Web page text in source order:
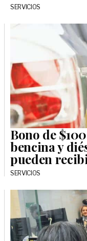
SERVICIOS
Bono de
bencina y
pueden
SERVICIOS